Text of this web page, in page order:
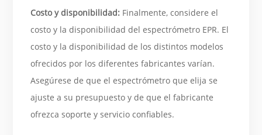
Costo y disponibilidad: Finalmente, considere el
costo y la disponibilidad del espectrómetro EPR. El
costo y la disponibilidad de los distintos modelos
ofrecidos por los diferentes fabricantes varían.
Asegúrese de que el espectrómetro que elija se
ajuste a su presupuesto y de que el fabricante
ofrezca soporte y servicio confiables.